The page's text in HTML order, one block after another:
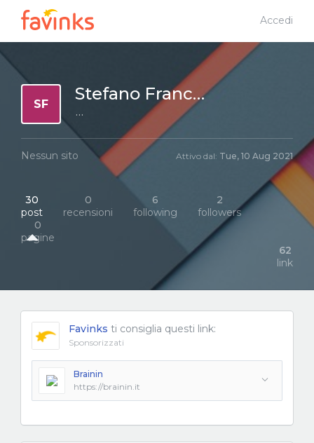
Accedi
SF Stefano Franchini
···
Nessun sito Attivo dal: Tue, 10 Aug 2021
30
post
0
recensioni
6
following
2
followers
0
pagine
62
link
Favinks ti consiglia questi link:
Sponsorizzati
Brainin
https://brainin.it